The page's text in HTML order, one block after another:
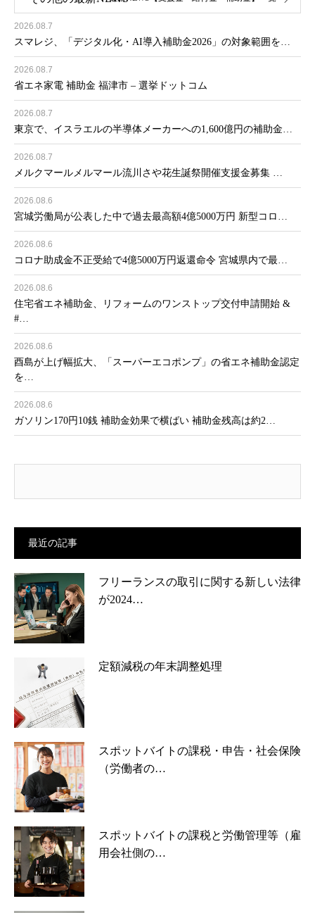
2026.08.7
スマレジ、「デジタル化・AI導入補助金2026」の対象範囲を…
2026.08.7
省エネ家電 補助金 福津市 – 選挙ドットコム
2026.08.7
東京で、イスラエルの半導体メーカーへの1,600億円の補助金…
2026.08.7
メルクマールメルマール流川さや花生誕祭開催支援金募集 …
2026.08.6
宮城労働局が公表した中で過去最高額4億5000万円 新型コロ…
2026.08.6
コロナ助成金不正受給で4億5000万円返還命令 宮城県内で最…
2026.08.6
住宅省エネ補助金、リフォームのワンストップ交付申請開始 &
#…
2026.08.6
酉島が上げ幅拡大、「スーパーエコポンプ」の省エネ補助金認定
を…
2026.08.6
ガソリン170円10銭 補助金効果で横ばい 補助金残高は約2…
最近の記事
フリーランスの取引に関する新しい法律
が2024…
定額減税の年末調整処理
スポットバイトの課税・申告・社会保険
（労働者の…
スポットバイトの課税と労働管理等（雇
用会社側の…